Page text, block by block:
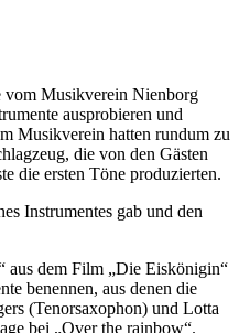
vom Musikverein Nienborg
ausprobieren und
Musikverein hatten rundum zu
die von den Gästen
die ersten Töne produzierten.
Instrumentes gab und den
aus dem Film „Die Eiskönigin“
benennen, aus denen die
(Tenorsaxophon) und Lotta
bei „Over the rainbow“.